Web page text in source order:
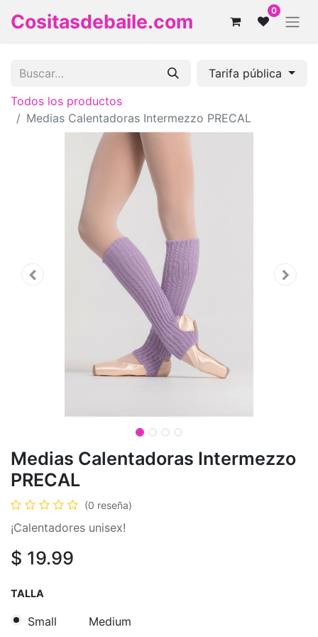
Cositasdebaile.com 0
Tarifa pública
Todos los productos
Medias Calentadoras Intermezzo PRECAL
Medias Calentadoras Intermezzo
PRECAL
(0 reseña)
¡Calentadores unisex!
$ 19.99
TALLA
Small Medium